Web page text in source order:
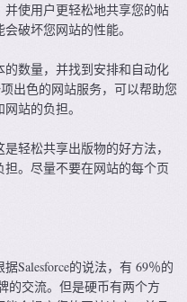
使用户更轻松地共享您的帖
破坏您网站的性能。
数量，并找到安排和自动化
出色的网站服务，可以帮助您
站的负担。
轻松共享出版物的好方法，
。尽量不要在网站的每个页
Salesforce的说法，有 69％的
的交流。但是硬币有两个方